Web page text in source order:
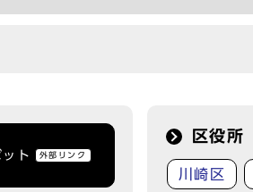
ト 外部リンク
区役所
川崎区